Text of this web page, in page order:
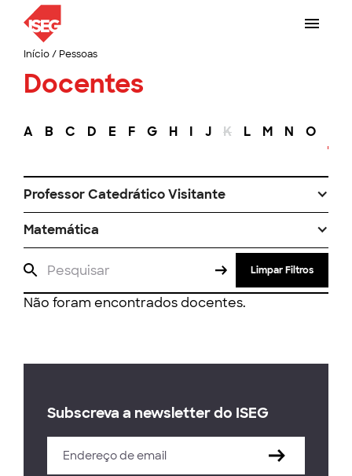
Início/ Pessoas
Docentes
A B C D E F G H I J K L M N O
Professor Catedrático Visitante
Matemática
Limpar Filtros
Não foram encontrados docentes.
Subscreva a newsletter do ISEG